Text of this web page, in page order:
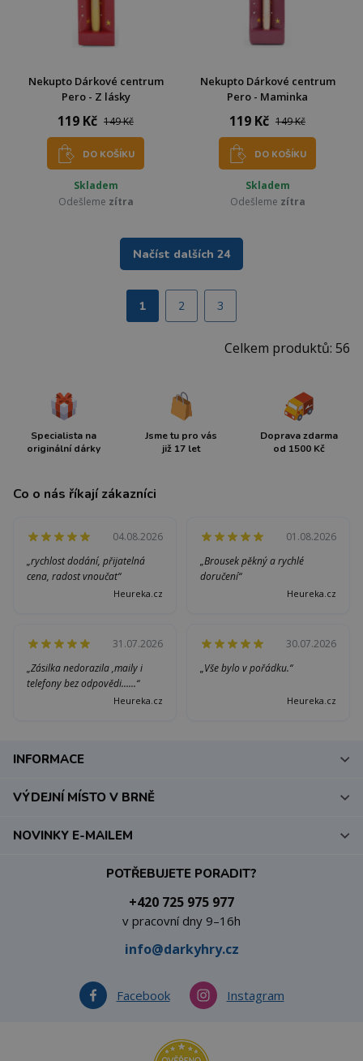
Nekupto Dárkové centrum
Pero - Z lásky
119 Kč 149 Kč
DO KOŠÍKU
Skladem
Odešleme zítra
Nekupto Dárkové centrum
Pero - Maminka
119 Kč 149 Kč
DO KOŠÍKU
Skladem
Odešleme zítra
Načíst dalších 24
1 2 3
Celkem produktů: 56
Specialista na
originální dárky
Jsme tu pro vás
již 17 let
Doprava zdarma
od 1500 Kč
Co o nás říkají zákazníci
04.08.2026
„rychlost dodání, přijatelná
cena, radost vnoučat“
Heureka.cz
01.08.2026
„Brousek pěkný a rychlé
doručení“
Heureka.cz
31.07.2026
„Zásilka nedorazila ,maily i
telefony bez odpovědi......“
Heureka.cz
30.07.2026
„Vše bylo v pořádku.“
Heureka.cz
INFORMACE
VÝDEJNÍ MÍSTO V BRNĚ
POTŘEBUJETE PORADIT?
+420 725 975 977
v pracovní dny 9–16h
info@darkyhry.cz
Facebook Instagram
NOVINKY E-MAILEM